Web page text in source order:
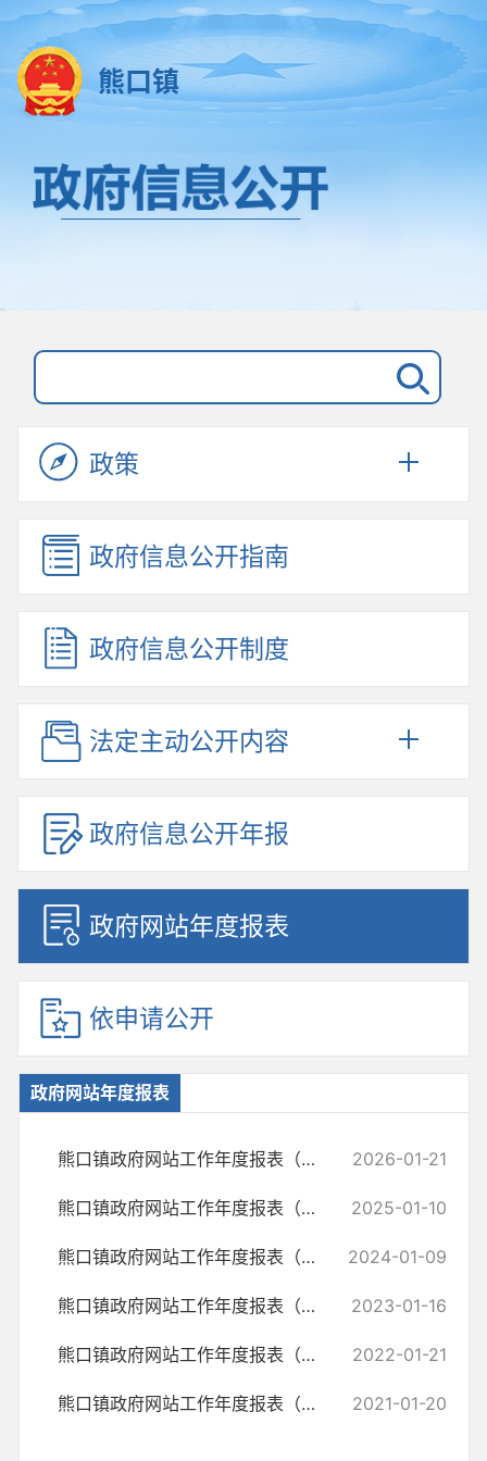
熊口镇
政策
政府信息公开指南
政府信息公开制度
法定主动公开内容
政府信息公开年报
政府网站年度报表
依申请公开
政府网站年度报表
熊口镇政府网站工作年度报表（2025年度） 2026-01-21
熊口镇政府网站工作年度报表（2024年度） 2025-01-10
熊口镇政府网站工作年度报表（2023年度） 2024-01-09
熊口镇政府网站工作年度报表（2022年度） 2023-01-16
熊口镇政府网站工作年度报表（2021年度） 2022-01-21
熊口镇政府网站工作年度报表（2020年度） 2021-01-20